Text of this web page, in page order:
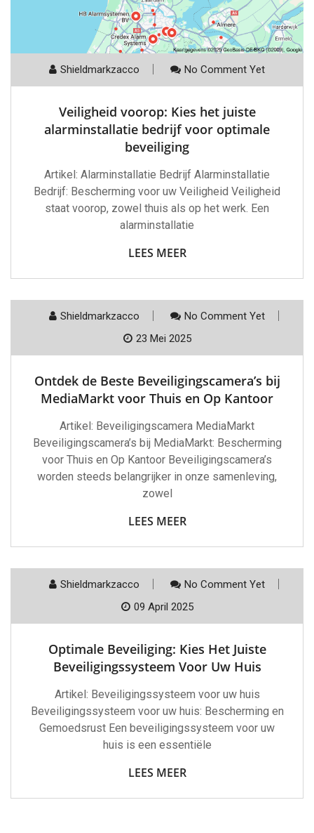
Shieldmarkzacco No Comment Yet
Veiligheid voorop: Kies het juiste
alarminstallatie bedrijf voor optimale
beveiliging
Artikel: Alarminstallatie Bedrijf Alarminstallatie
Bedrijf: Bescherming voor uw Veiligheid Veiligheid
staat voorop, zowel thuis als op het werk. Een
alarminstallatie
LEES MEER
Shieldmarkzacco
No Comment Yet
23 Mei 2025
Ontdek de Beste Beveiligingscamera’s bij
MediaMarkt voor Thuis en Op Kantoor
Artikel: Beveiligingscamera MediaMarkt
Beveiligingscamera’s bij MediaMarkt: Bescherming
voor Thuis en Op Kantoor Beveiligingscamera’s
worden steeds belangrijker in onze samenleving,
zowel
LEES MEER
Shieldmarkzacco
No Comment Yet
09 April 2025
Optimale Beveiliging: Kies Het Juiste
Beveiligingssysteem Voor Uw Huis
Artikel: Beveiligingssysteem voor uw huis
Beveiligingssysteem voor uw huis: Bescherming en
Gemoedsrust Een beveiligingssysteem voor uw
huis is een essentiële
LEES MEER